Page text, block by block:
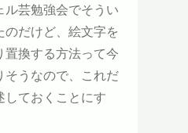
ル芸勉強会でそうい
のだけど、絵文字を
置換する方法って今
そうなので、これだ
しておくことにす